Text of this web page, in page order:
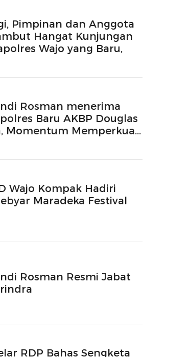
Pimpinan dan Anggota
Hangat Kunjungan
Wajo yang Baru,
Rosman menerima
Baru AKBP Douglas
Momentum Memperkuat
Wajo Kompak Hadiri
Maradeka Festival
Rosman Resmi Jabat
RDP Bahas Sengketa